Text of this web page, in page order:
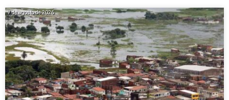
7 de agosto de 2026